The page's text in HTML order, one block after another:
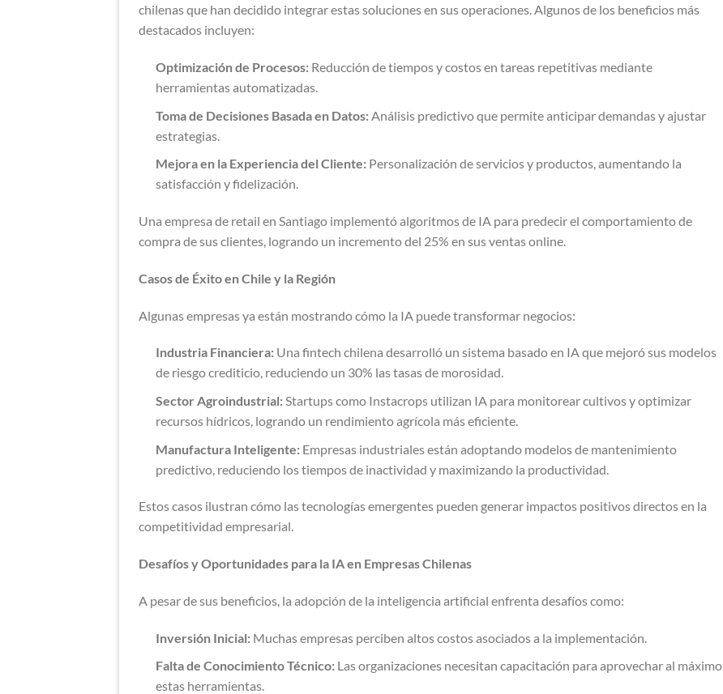
chilenas que han decidido integrar estas soluciones en sus operaciones. Algunos de los beneficios más
destacados incluyen:
Optimización de Procesos:Reducción de tiempos y costos en tareas repetitivas mediante
herramientas automatizadas.
Toma de Decisiones Basada en Datos:Análisis predictivo que permite anticipar demandas y ajustar
estrategias.
Mejora en la Experiencia del Cliente:Personalización de servicios y productos, aumentando la
satisfacción y fidelización.
Una empresa de retail en Santiago implementó algoritmos de IA para predecir el comportamiento de
compra de sus clientes, logrando un incremento del 25% en sus ventas online.
Casos de Éxito en Chile y la Región
Algunas empresas ya están mostrando cómo la IA puede transformar negocios:
Industria Financiera:Una fintech chilena desarrolló un sistema basado en IA que mejoró sus modelos
de riesgo crediticio, reduciendo un 30% las tasas de morosidad.
Sector Agroindustrial:Startups como Instacrops utilizan IA para monitorear cultivos y optimizar
recursos hídricos, logrando un rendimiento agrícola más eficiente.
Manufactura Inteligente:Empresas industriales están adoptando modelos de mantenimiento
predictivo, reduciendo los tiempos de inactividad y maximizando la productividad.
Estos casos ilustran cómo las tecnologías emergentes pueden generar impactos positivos directos en la
competitividad empresarial​​.
Desafíos y Oportunidades para la IA en Empresas Chilenas
A pesar de sus beneficios, la adopción de la inteligencia artificial enfrenta desafíos como:
Inversión Inicial:Muchas empresas perciben altos costos asociados a la implementación.
Falta de Conocimiento Técnico:Las organizaciones necesitan capacitación para aprovechar al máximo
estas herramientas.